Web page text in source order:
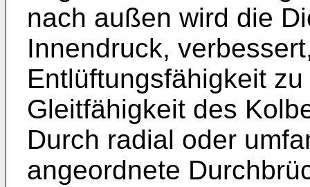
nach außen wird die
Innendruck,
Entlüftungsfähigkeit
Gleitfähigkeit des
Durch radial oder
angeordnete